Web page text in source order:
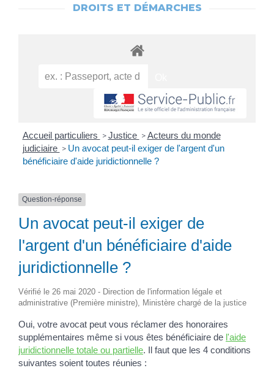
DROITS ET DÉMARCHES
Accueil particuliers > Justice > Acteurs du monde
judiciaire > Un avocat peut-il exiger de l'argent d'un
bénéficiaire d'aide juridictionnelle ?
Question-réponse
Un avocat peut-il exiger de
l'argent d'un bénéficiaire d'aide
juridictionnelle ?
Vérifié le 26 mai 2020 - Direction de l'information légale et
administrative (Première ministre), Ministère chargé de la justice
Oui, votre avocat peut vous réclamer des honoraires
supplémentaires même si vous êtes bénéficiaire de l'aide
juridictionnelle totale ou partielle. Il faut que les 4 conditions
suivantes soient toutes réunies :